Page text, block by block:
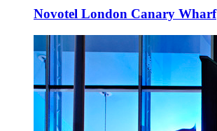
Novotel London Canary Wharf